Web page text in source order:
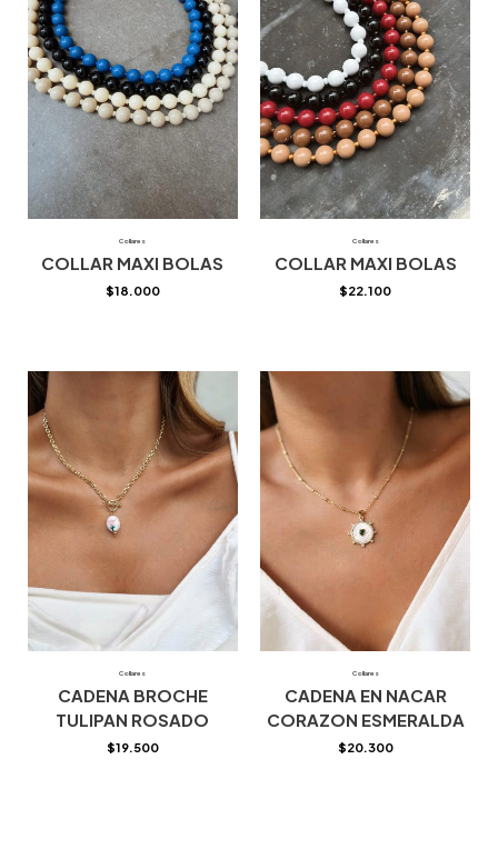
Collares
COLLAR MAXI BOLAS
$18.000
Collares
COLLAR MAXI BOLAS
$22.100
Collares
CADENA BROCHE
TULIPAN ROSADO
$19.500
Collares
CADENA EN NACAR
CORAZON ESMERALDA
$20.300